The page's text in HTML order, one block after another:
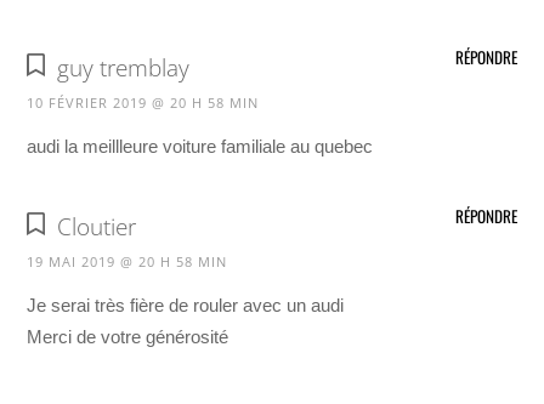
guy tremblay
10 FÉVRIER 2019 @ 20 H 58 MIN
audi la meillleure voiture familiale au quebec
RÉPONDRE
Cloutier
19 MAI 2019 @ 20 H 58 MIN
Je serai très fière de rouler avec un audi
Merci de votre générosité
RÉPONDRE